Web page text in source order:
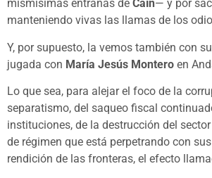
mismísimas entrañas de Caín— y por
manteniendo vivas las llamas de los
Y, por supuesto, la vemos también con
jugada con María Jesús Montero en
Lo que sea, para alejar el foco de la
separatismo, del saqueo fiscal
instituciones, de la destrucción del
de régimen que está perpetrando con
rendición de las fronteras, el efecto